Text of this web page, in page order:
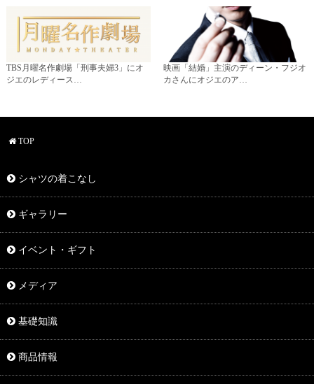
TBS月曜名作劇場「刑事夫婦3」にオ
ジエのレディース…
映画「結婚」主演のディーン・フジオ
カさんにオジエのア…
TOP
シャツの着こなし
ギャラリー
イベント・ギフト
メディア
基礎知識
商品情報